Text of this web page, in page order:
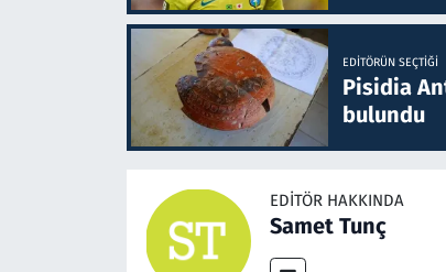
EDITÖRÜN SEÇTIĞI
Pisidia
bulundu
EDITÖR HAKKINDA
Samet Tunç